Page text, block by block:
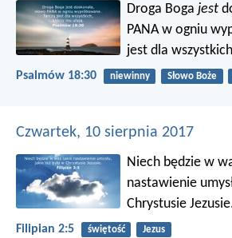
Droga Bogajest
PANA w ogniu
jest dla
Psalmów 18:30 niewinny Słowo Boże
Czwartek, 10 sierpnia 2017
Niech będzie w
nastawienie
Chrystusie
Filipian 2:5 świętość Jezus